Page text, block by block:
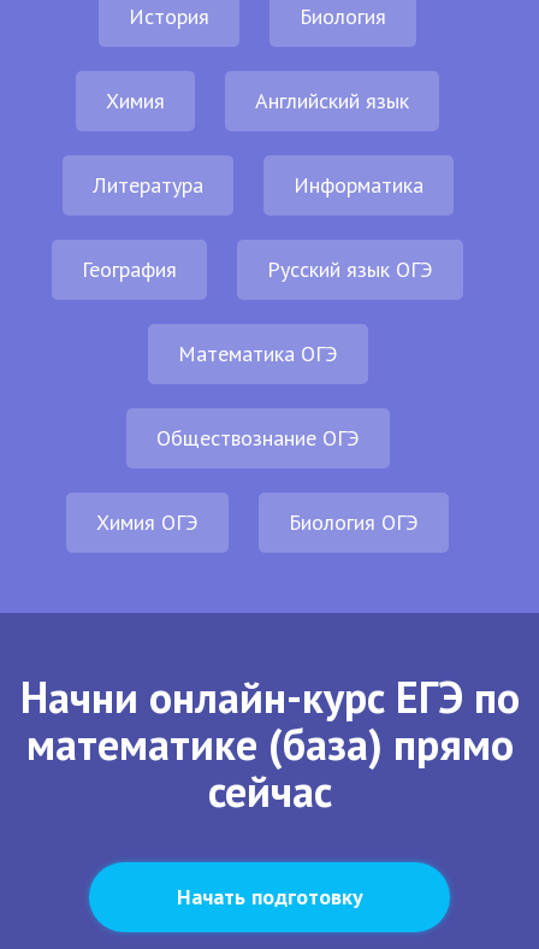
История Биология
Химия Английский язык
Литература Информатика
География Русский язык ОГЭ
Математика ОГЭ
Обществознание ОГЭ
Химия ОГЭ Биология ОГЭ
Начни онлайн-курс ЕГЭ по
математике (база) прямо
сейчас
Начать подготовку